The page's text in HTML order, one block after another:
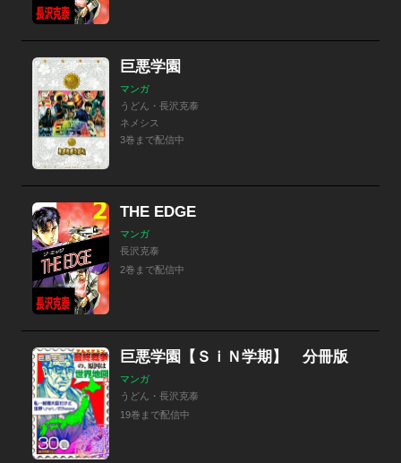
巨悪学園
マンガ
うどん・長沢克泰
ネメシス
3巻まで配信中
THE EDGE
マンガ
長沢克泰
2巻まで配信中
巨悪学園【ＳｉＮ学期】 分冊版
マンガ
うどん・長沢克泰
19巻まで配信中